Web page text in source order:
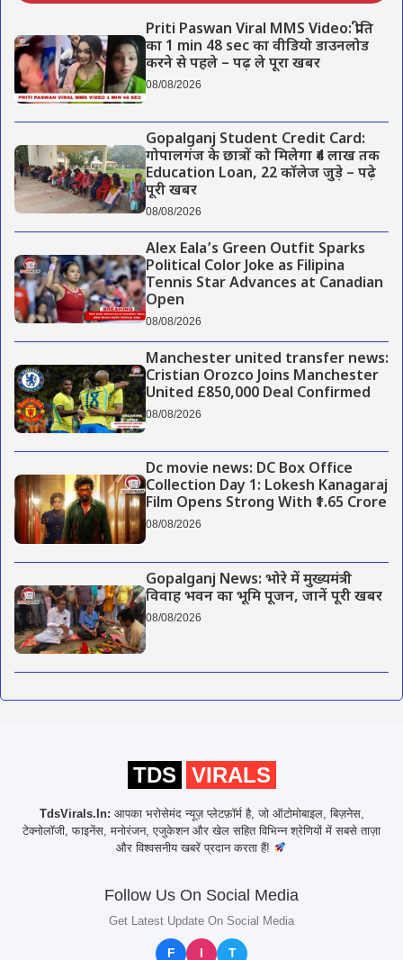
Priti Paswan Viral MMS Video: प्रीति
का 1 min 48 sec का वीडियो डाउनलोड
करने से पहले – पढ़ ले पूरा खबर
08/08/2026
Gopalganj Student Credit Card:
गोपालगंज के छात्रों को मिलेगा ₹4 लाख तक
Education Loan, 22 कॉलेज जुड़े – पढ़े
पूरी खबर
08/08/2026
Alex Eala’s Green Outfit Sparks
Political Color Joke as Filipina
Tennis Star Advances at Canadian
Open
08/08/2026
Manchester united transfer news:
Cristian Orozco Joins Manchester
United £850,000 Deal Confirmed
08/08/2026
Dc movie news: DC Box Office
Collection Day 1: Lokesh Kanagaraj
Film Opens Strong With ₹1.65 Crore
08/08/2026
Gopalganj News: भोरे में मुख्यमंत्री
विवाह भवन का भूमि पूजन, जानें पूरी खबर
08/08/2026
TDS VIRALS
TdsVirals.In: आपका भरोसेमंद न्यूज़ प्लेटफ़ॉर्म है, जो ऑटोमोबाइल, बिज़नेस,
टेक्नोलॉजी, फाइनेंस, मनोरंजन, एजुकेशन और खेल सहित विभिन्न श्रेणियों में सबसे ताज़ा
और विश्वसनीय खबरें प्रदान करता हैं!
Follow Us On Social Media
Get Latest Update On Social Media
F I T